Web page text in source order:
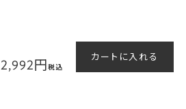
2,992円税込
カートに入れる